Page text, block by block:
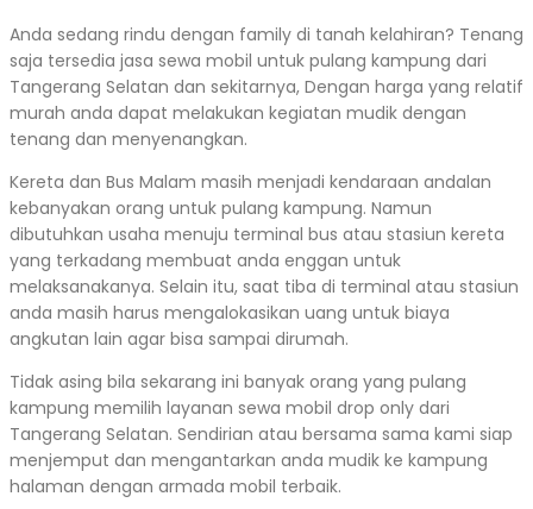
Anda sedang rindu dengan family di tanah kelahiran? Tenang
saja tersedia jasa sewa mobil untuk pulang kampung dari
Tangerang Selatan dan sekitarnya, Dengan harga yang relatif
murah anda dapat melakukan kegiatan mudik dengan
tenang dan menyenangkan.
Kereta dan Bus Malam masih menjadi kendaraan andalan
kebanyakan orang untuk pulang kampung. Namun
dibutuhkan usaha menuju terminal bus atau stasiun kereta
yang terkadang membuat anda enggan untuk
melaksanakanya. Selain itu, saat tiba di terminal atau stasiun
anda masih harus mengalokasikan uang untuk biaya
angkutan lain agar bisa sampai dirumah.
Tidak asing bila sekarang ini banyak orang yang pulang
kampung memilih layanan sewa mobil drop only dari
Tangerang Selatan. Sendirian atau bersama sama kami siap
menjemput dan mengantarkan anda mudik ke kampung
halaman dengan armada mobil terbaik.